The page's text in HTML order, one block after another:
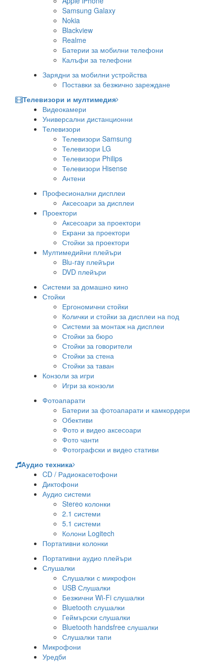
Samsung Galaxy
Nokia
Blackview
Realme
Батерии за мобилни телефони
Калъфи за телефони
Зарядни за мобилни устройства
Поставки за безжично зареждане
Телевизори и мултимедия
Видеокамери
Универсални дистанционни
Телевизори
Телевизори Samsung
Телевизори LG
Телевизори Philips
Телевизори Hisense
Антени
Професионални дисплеи
Аксесоари за дисплеи
Проектори
Аксесоари за проектори
Екрани за проектори
Стойки за проектори
Мултимедийни плейъри
Blu-ray плейъри
DVD плейъри
Системи за домашно кино
Стойки
Ергономични стойки
Колички и стойки за дисплеи на под
Системи за монтаж на дисплеи
Стойки за бюро
Стойки за говорители
Стойки за стена
Стойки за таван
Конзоли за игри
Игри за конзоли
Фотоапарати
Батерии за фотоапарати и камкордери
Обективи
Фото и видео аксесоари
Фото чанти
Фотографски и видео стативи
Аудио техника
CD / Радиокасетофони
Диктофони
Аудио системи
Stereo колонки
2.1 системи
5.1 системи
Колони Logitech
Портативни колонки
Портативни аудио плейъри
Слушалки
Слушалки с микрофон
USB Слушалки
Безжични Wi-Fi слушалки
Bluetooth слушалки
Геймърски слушалки
Bluetooth handsfree слушалки
Слушалки тапи
Микрофони
Уредби